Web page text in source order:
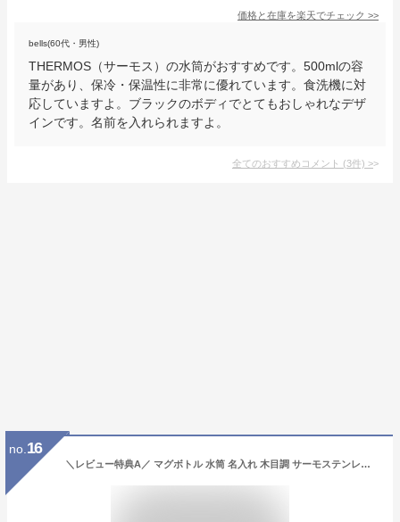
価格と在庫を楽天でチェック >>
bells(60代・男性)
THERMOS（サーモス）の水筒がおすすめです。500mlの容
量があり、保冷・保温性に非常に優れています。食洗機に対
応していますよ。ブラックのボディでとてもおしゃれなデザ
インです。名前を入れられますよ。
全てのおすすめコメント (3件) >
no. 16
＼レビュー特典A／ マグボトル 水筒 名入れ 木目調 サーモステンレスボトル 300ml 450ml ステンレス おしゃれ 誕生日 プレゼント バレンタイン ギフト ラッピング nichie ニチエー